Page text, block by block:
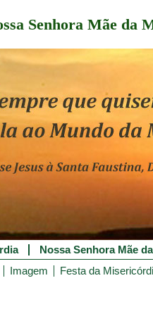
Senhora Mãe da
Nossa Senhora Mãe
Imagem Festa da